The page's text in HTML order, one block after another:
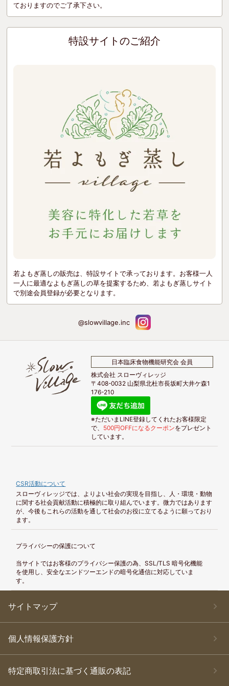
ておりますのでご了承下さい。
特設サイトのご紹介
若よもぎ蒸しの販売は、特設サイトで承っております。お客様一人
一人に最適なよもぎ蒸しの草を提案するため、若よもぎ蒸しサイト
で別途会員登録が必要となります。
@slowvillage.inc
日本臨床食物機能研究会 会員
株式会社 スローヴィレッジ
〒408-0032 山梨県北杜市長坂町大井ケ森1
176-210
※ただいまLINE登録してくれたお客様限定
で、 500円OFFになるクーポンをプレゼント
しています。
CSR活動について
スローヴィレッジでは、よりよい社会の実現を目指し、人・環境・動物
に関する社会貢献活動に積極的に取り組んでいます。微力ではあります
が、今後もこれらの活動を通して社会のお役に立てるように願っており
ます。
プライバシーの保護について
当サイトではお客様のプライバシー保護の為、SSL/TLS 暗号化機能
を使用し、安全なエンドツーエンドの暗号化通信に対応していま
す。
サイトマップ
個人情報保護方針
特定商取引法に基づく通販の表記